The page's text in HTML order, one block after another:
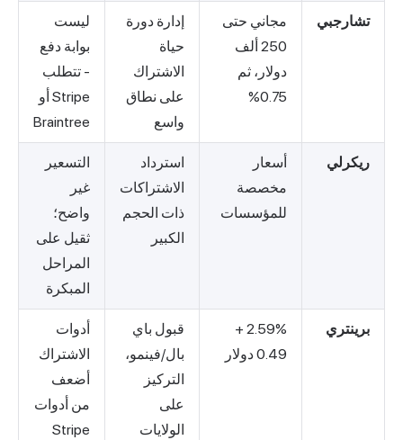
تشارجبي
مجاني حتى
250 ألف
دولار، ثم
0.75%
إدارة دورة
حياة
الاشتراك
على نطاق
واسع
ليست
بوابة دفع
- تتطلب
Stripe أو
Braintree
ريكرلي
أسعار
مخصصة
للمؤسسات
استرداد
الاشتراكات
ذات الحجم
الكبير
التسعير
غير
واضح؛
ثقيل على
المراحل
المبكرة
برينتري
2.59% +
0.49 دولار
قبول باي
بال/فينمو،
التركيز
على
الولايات
أدوات
الاشتراك
أضعف
من أدوات
Stripe